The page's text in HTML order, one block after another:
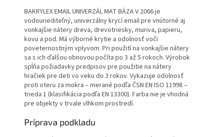
BAKRYLEX EMAIL UNIVERZÁL MAT BÁZA V 2066 je
vodouriediteľný, univerzálny krycí email pre vnútorné aj
vonkajšie nátery dreva, drevotriesky, muriva, papieru,
kovu a pod. Má výborné krytie a odolnosť voči
poveternostným vplyvom. Pri použití na vonkajšie nátery
sa s ich ďalšou obnovou počíta po 3 až 5 rokoch. Výrobok
spĺňa požiadavky predpisov pre použitie na nátery
hračiek pre deti vo veku do 3 rokov. Vykazuje odolnosť
proti oteru za mokra – merané podľa ČSN EN ISO 11998 –
trieda 1 (klasifikácia podľa EN 13300). Farba nie je vhodná
pre objekty v trvale vlhkom prostredí.
Príprava podkladu